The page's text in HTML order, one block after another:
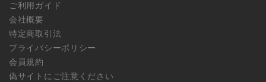
かじめご了承ください。
ご利用ガイド
会社概要
特定商取引法
プライバシーポリシー
会員規約
偽サイトにご注意ください